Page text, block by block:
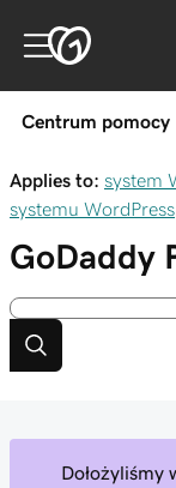
Centrum pomocy
Applies to: system
systemu WordPress
GoDaddy
Dołożyliśmy